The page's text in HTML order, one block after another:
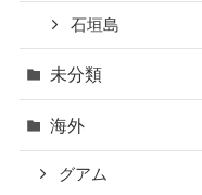
石垣島
未分類
海外
グアム